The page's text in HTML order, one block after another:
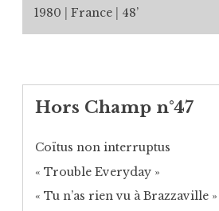
1980 France 48’
Hors Champ n°47
Coïtus non interruptus
« Trouble Everyday »
« Tu n’as rien vu à Brazzaville »